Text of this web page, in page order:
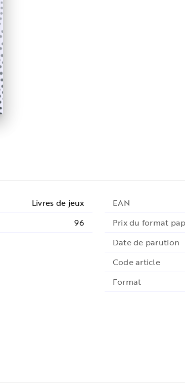
Livres de jeux
96
EAN
Prix du format
Date de parution
Code article
Format